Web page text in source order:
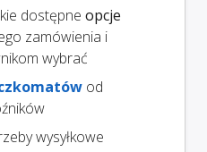
dostępne opcje
zamówienia i
wybrać
od
wysyłkowe